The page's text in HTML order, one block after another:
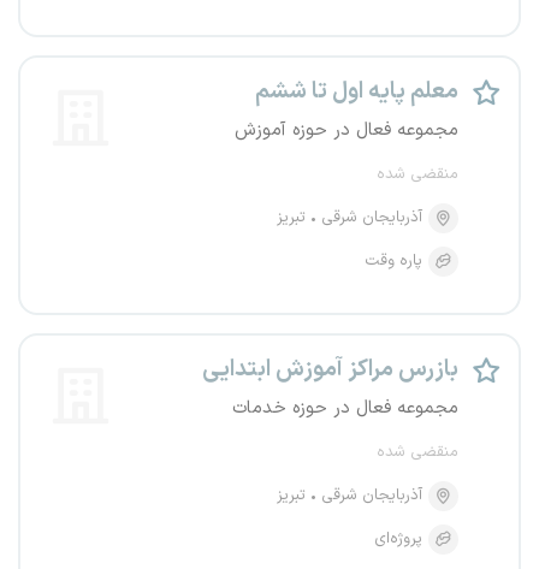
معلم پایه اول تا ششم
مجموعه فعال در حوزه آموزش
منقضی شده
آذربایجان شرقی
تبریز
پاره وقت
بازرس مراکز آموزش ابتدایی
مجموعه فعال در حوزه خدمات
منقضی شده
آذربایجان شرقی
تبریز
پروژه‌ای